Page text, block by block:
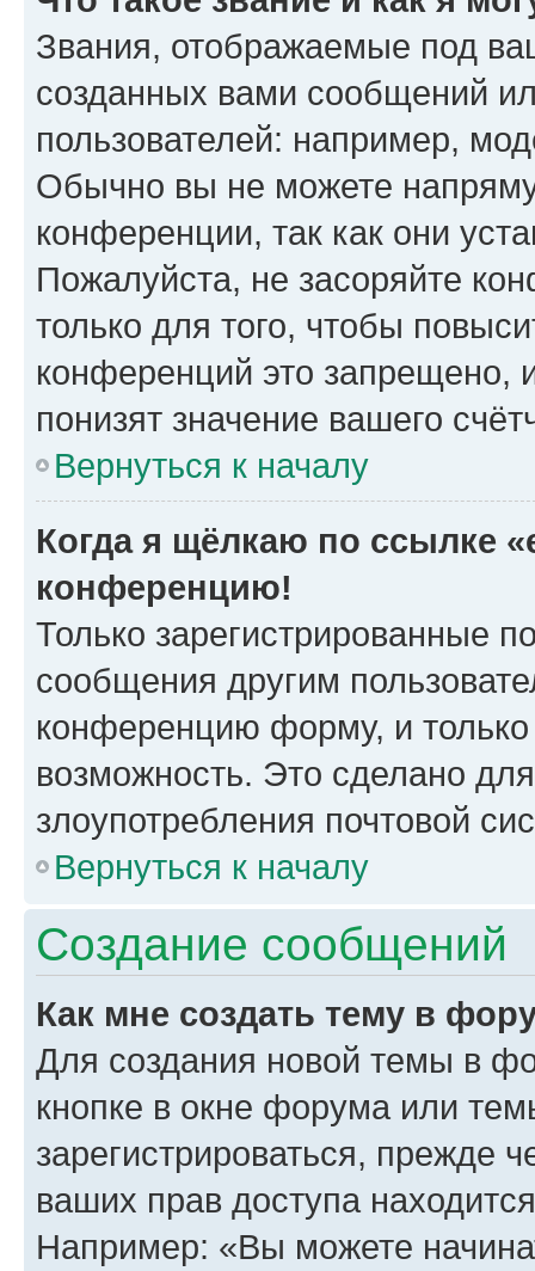
Звания, отображаемые под
созданных вами сообщений
пользователей: например,
Обычно вы не можете
конференции, так как они
Пожалуйста, не засоряйте
только для того, чтобы
конференций это запрещено,
понизят значение вашего
Вернуться к началу
Когда я щёлкаю по ссылке
конференцию!
Только зарегистрированные
сообщения другим
конференцию форму, и
возможность. Это сделано
злоупотребления почтовой
Вернуться к началу
Создание сообщений
Как мне создать тему в
Для создания новой темы в
кнопке в окне форума или
зарегистрироваться, прежде
ваших прав доступа
Например: «Вы можете